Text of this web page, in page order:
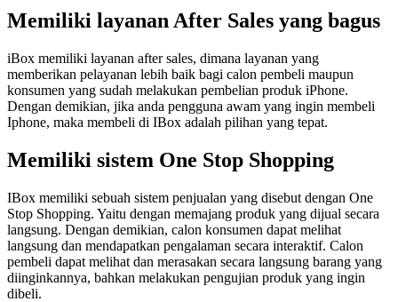
Memiliki layanan After Sales yang bagus
iBox memiliki layanan after sales, dimana layanan yang
memberikan pelayanan lebih baik bagi calon pembeli maupun
konsumen yang sudah melakukan pembelian produk iPhone.
Dengan demikian, jika anda pengguna awam yang ingin membeli
Iphone, maka membeli di IBox adalah pilihan yang tepat.
Memiliki sistem One Stop Shopping
IBox memiliki sebuah sistem penjualan yang disebut dengan One
Stop Shopping. Yaitu dengan memajang produk yang dijual secara
langsung. Dengan demikian, calon konsumen dapat melihat
langsung dan mendapatkan pengalaman secara interaktif. Calon
pembeli dapat melihat dan merasakan secara langsung barang yang
diinginkannya, bahkan melakukan pengujian produk yang ingin
dibeli.